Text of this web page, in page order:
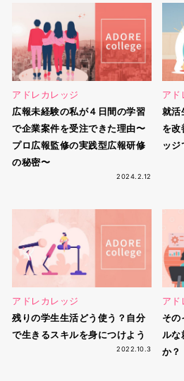
アドレカレッジ
広報未経験の私が４日間の学習
で企業案件を受注できた理由〜
プロ広報監修の実践型広報研修
の秘密〜
2024.2.12
アド
就活
を
ッ
アドレカレッジ
残りの学生生活どう使う？自分
で生きるスキルを身につけよう
2022.10.3
アド
その
ルな
か？